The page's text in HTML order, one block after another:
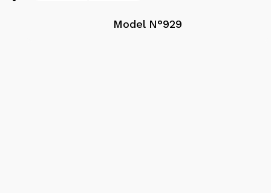
Model N°929